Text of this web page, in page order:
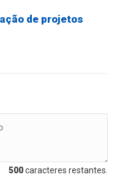
de projetos
500caracteres restantes.